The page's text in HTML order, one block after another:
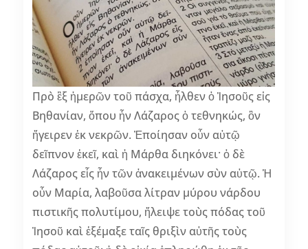
Πρὸ ἓξ ἡμερῶν τοῦ πάσχα, ἦλθεν ὁ Ἰησοῦς εἰς
Βηθανίαν, ὅπου ἦν Λάζαρος ὁ τεθνηκώς, ὃν
ἤγειρεν ἐκ νεκρῶν. Ἐποίησαν οὖν αὐτῷ
δεῖπνον ἐκεῖ, καὶ ἡ Μάρθα διηκόνει· ὁ δὲ
Λάζαρος εἷς ἦν τῶν ἀνακειμένων σὺν αὐτῷ. Ἡ
οὖν Μαρία, λαβοῦσα λίτραν μύρου νάρδου
πιστικῆς πολυτίμου, ἤλειψε τοὺς πόδας τοῦ
Ἰησοῦ καὶ ἐξέμαξε ταῖς θριξὶν αὐτῆς τοὺς